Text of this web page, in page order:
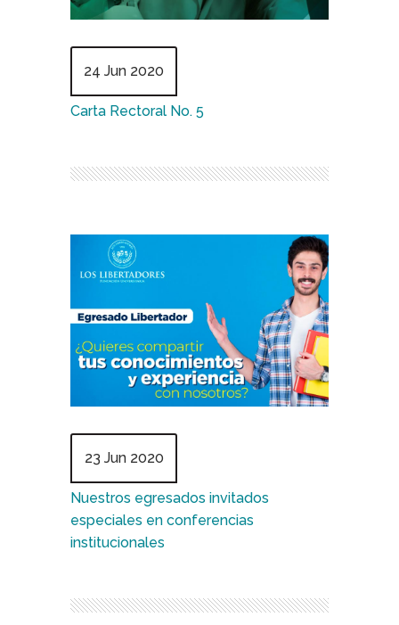
24 Jun 2020
Carta Rectoral No. 5
23 Jun 2020
Nuestros egresados invitados
especiales en conferencias
institucionales